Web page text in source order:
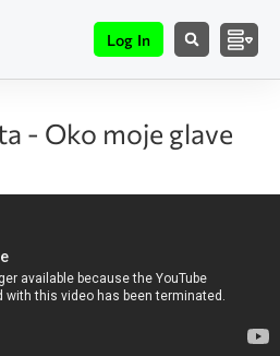
Log In
- Oko moje glave